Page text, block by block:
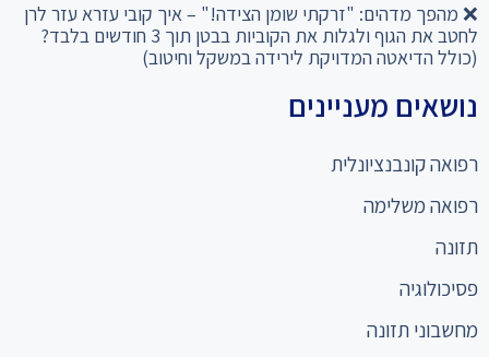
❌ מהפך מדהים: "זרקתי שומן הצידה!" – איך קובי עזרא עזר לרן
לחטב את הגוף ולגלות את הקוביות בבטן תוך 3 חודשים בלבד?
(כולל הדיאטה המדויקת לירידה במשקל וחיטוב)
נושאים מעניינים
רפואה קונבנציונלית
רפואה משלימה
תזונה
פסיכולוגיה
מחשבוני תזונה